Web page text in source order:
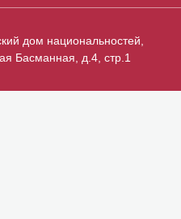
дом национальностей,
Басманная, д.4, стр.1